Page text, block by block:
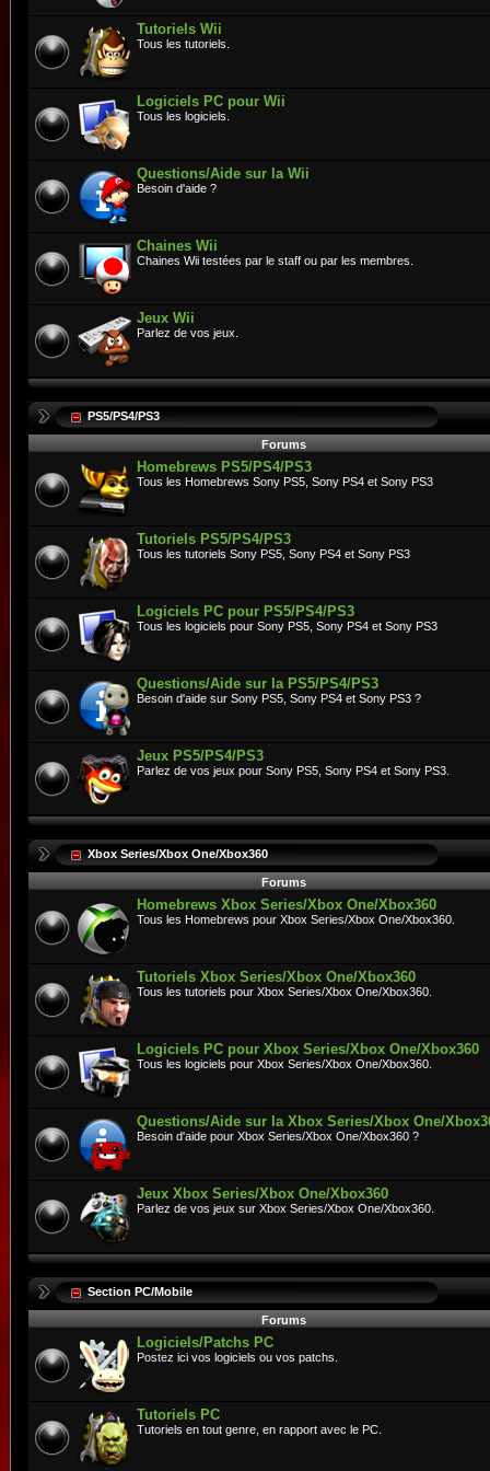
Tutoriels Wii
Tous les tutoriels.
Logiciels PC pour Wii
Tous les logiciels.
Questions/Aide sur la Wii
Besoin d'aide ?
Chaines Wii
Chaines Wii testées par le staff ou par les membres.
Jeux Wii
Parlez de vos jeux.
PS5/PS4/PS3
Forums
Homebrews PS5/PS4/PS3
Tous les Homebrews Sony PS5, Sony PS4 et Sony PS3
Tutoriels PS5/PS4/PS3
Tous les tutoriels Sony PS5, Sony PS4 et Sony PS3
Logiciels PC pour PS5/PS4/PS3
Tous les logiciels pour Sony PS5, Sony PS4 et Sony PS3
Questions/Aide sur la PS5/PS4/PS3
Besoin d'aide sur Sony PS5, Sony PS4 et Sony PS3 ?
Jeux PS5/PS4/PS3
Parlez de vos jeux pour Sony PS5, Sony PS4 et Sony PS3.
Xbox Series/Xbox One/Xbox360
Forums
Homebrews Xbox Series/Xbox One/Xbox360
Tous les Homebrews pour Xbox Series/Xbox One/Xbox360.
Tutoriels Xbox Series/Xbox One/Xbox360
Tous les tutoriels pour Xbox Series/Xbox One/Xbox360.
Logiciels PC pour Xbox Series/Xbox One/Xbox360
Tous les logiciels pour Xbox Series/Xbox One/Xbox360.
Questions/Aide sur la Xbox Series/Xbox One/
Besoin d'aide pour Xbox Series/Xbox One/Xbox360 ?
Jeux Xbox Series/Xbox One/Xbox360
Parlez de vos jeux sur Xbox Series/Xbox One/Xbox360.
Section PC/Mobile
Forums
Logiciels/Patchs PC
Postez ici vos logiciels ou vos patchs.
Tutoriels PC
Tutoriels en tout genre, en rapport avec le PC.